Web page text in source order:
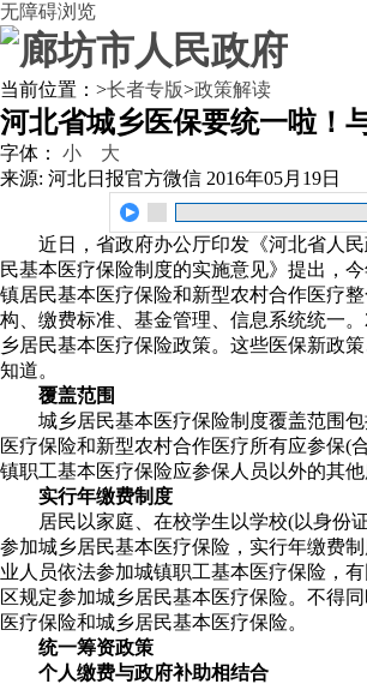
无障碍浏览
当前位置： >长者专版>政策解读
河北省城乡医保要统一啦！
字体： 小
大
来源: 河北日报官方微信 2016年05月19日
近日，省政府办公厅印发《河北省人
民基本医疗保险制度的实施意见》提出，
镇居民基本医疗保险和新型农村合作医疗
构、缴费标准、基金管理、信息系统统一
乡居民基本医疗保险政策。这些医保新政
知道。
覆盖范围
城乡居民基本医疗保险制度覆盖范围
医疗保险和新型农村合作医疗所有应参保(
镇职工基本医疗保险应参保人员以外的其他
实行年缴费制度
居民以家庭、在校学生以学校(以身份
参加城乡居民基本医疗保险，实行年缴费
业人员依法参加城镇职工基本医疗保险，
区规定参加城乡居民基本医疗保险。不得
医疗保险和城乡居民基本医疗保险。
统一筹资政策
个人缴费与政府补助相结合